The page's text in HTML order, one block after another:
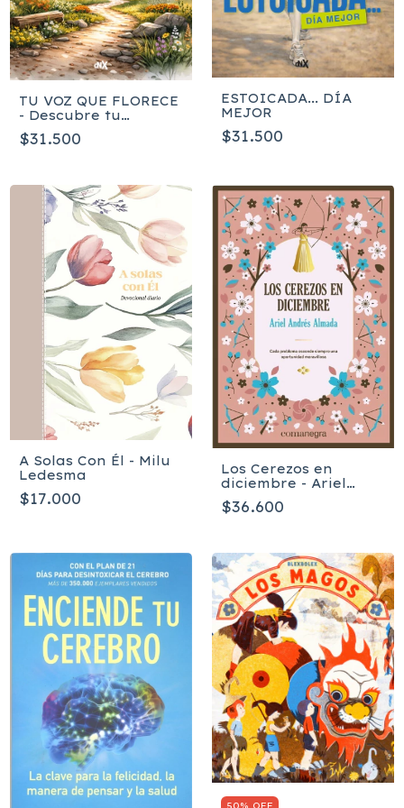
TU VOZ QUE FLORECE
- Descubre tu
propósito en la
narrativa de tu árbol
$31.500
ESTOICADA... DÍA
MEJOR
$31.500
A Solas Con Él - Milu
Ledesma
$17.000
Los Cerezos en
diciembre - Ariel
Andrés Almada
$36.600